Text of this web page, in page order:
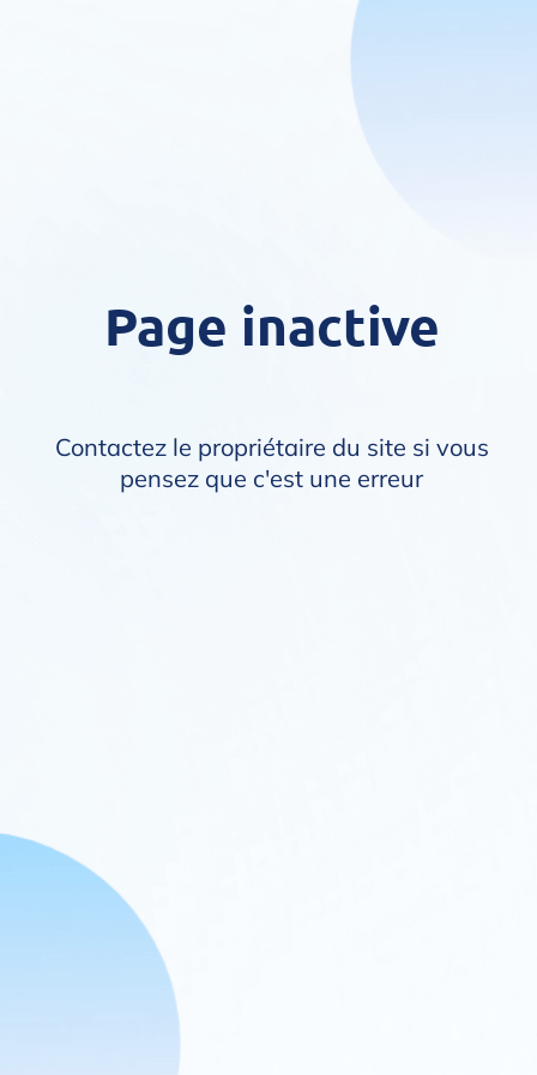
Page inactive
Contactez le propriétaire du site si vous
pensez que c'est une erreur